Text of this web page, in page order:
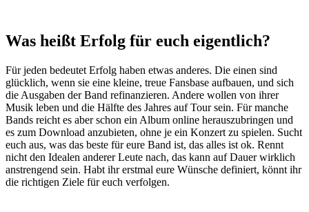
Was heißt Erfolg für euch eigentlich?
Für jeden bedeutet Erfolg haben etwas anderes. Die einen sind
glücklich, wenn sie eine kleine, treue Fansbase aufbauen, und sich
die Ausgaben der Band refinanzieren. Andere wollen von ihrer
Musik leben und die Hälfte des Jahres auf Tour sein. Für manche
Bands reicht es aber schon ein Album online herauszubringen und
es zum Download anzubieten, ohne je ein Konzert zu spielen. Sucht
euch aus, was das beste für eure Band ist, das alles ist ok. Rennt
nicht den Idealen anderer Leute nach, das kann auf Dauer wirklich
anstrengend sein. Habt ihr erstmal eure Wünsche definiert, könnt ihr
die richtigen Ziele für euch verfolgen.